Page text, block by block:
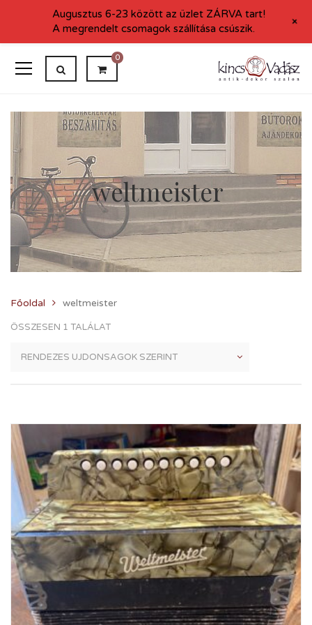
0
weltmeister
Főoldal weltmeister
ÖSSZESEN 1 TALÁLAT
Augusztus 6-23 között az üzlet ZÁRVA tart!
A megrendelt csomagok szállítása csúszik.
+